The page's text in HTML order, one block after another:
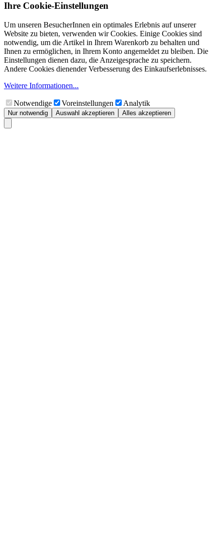
Ihre Cookie-Einstellungen
Um unseren BesucherInnen ein optimales Erlebnis auf unserer
Website zu bieten, verwenden wir Cookies. Einige Cookies sind
notwendig, um die Artikel in Ihrem Warenkorb zu behalten und
Ihnen zu ermöglichen, in Ihrem Konto angemeldet zu bleiben. Die
Einstellungen dienen dazu, die Anzeigesprache zu speichern.
Andere Cookies dienender Verbesserung des Einkaufserlebnisses.
Weitere Informationen...
Notwendige Voreinstellungen Analytik
Nur notwendig Auswahl akzeptieren Alles akzeptieren